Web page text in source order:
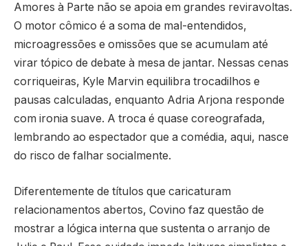
Amores à Parte não se apoia em grandes reviravoltas.
O motor cômico é a soma de mal-entendidos,
microagressões e omissões que se acumulam até
virar tópico de debate à mesa de jantar. Nessas cenas
corriqueiras, Kyle Marvin equilibra trocadilhos e
pausas calculadas, enquanto Adria Arjona responde
com ironia suave. A troca é quase coreografada,
lembrando ao espectador que a comédia, aqui, nasce
do risco de falhar socialmente.
Diferentemente de títulos que caricaturam
relacionamentos abertos, Covino faz questão de
mostrar a lógica interna que sustenta o arranjo de